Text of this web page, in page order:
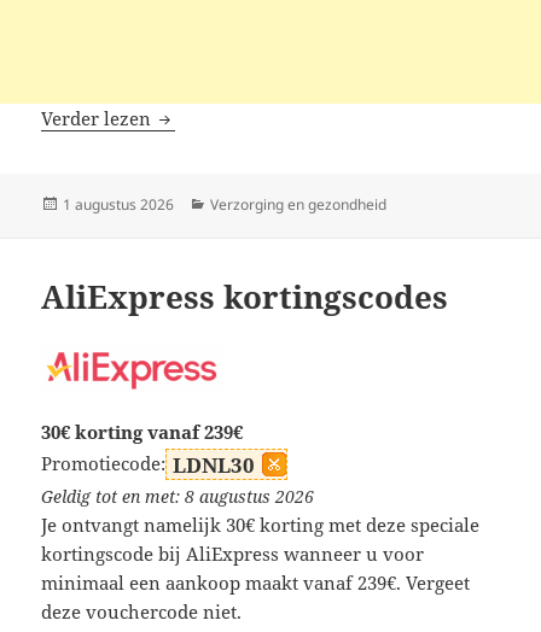
Verder lezen DragonHawk kortingscodes
Geplaatst
1 augustus 2026 Categorieën
Verzorging en gezondheid
AliExpress kortingscodes
30€ korting vanaf 239€
Promotiecode: LDNL30
Geldig tot en met: 8 augustus 2026
Je ontvangt namelijk 30€ korting met deze speciale
kortingscode bij AliExpress wanneer u voor
minimaal een aankoop maakt vanaf 239€. Vergeet
deze vouchercode niet.